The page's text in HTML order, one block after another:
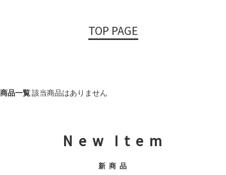
TOP PAGE
商品一覧該当商品はありません
N e w I t e m
新 商 品